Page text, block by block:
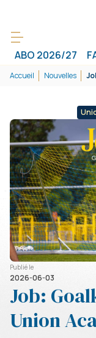
ABO 2026/27
Accueil Nouvelles
Publié le
2026-06-03
Job:
Union